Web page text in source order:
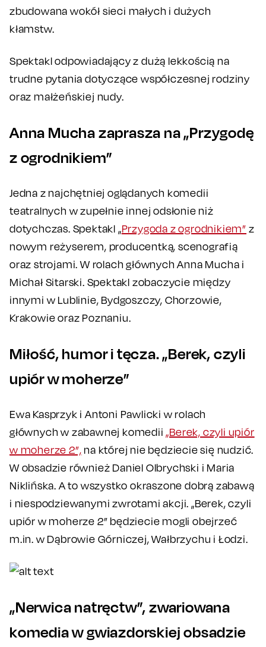
zbudowana wokół sieci małych i dużych
kłamstw.
Spektakl odpowiadający z dużą lekkością na
trudne pytania dotyczące współczesnej rodziny
oraz małżeńskiej nudy.
Anna Mucha zaprasza na „Przygodę
z ogrodnikiem”
Jedna z najchętniej oglądanych komedii
teatralnych w zupełnie innej odsłonie niż
dotychczas. Spektakl „Przygoda z ogrodnikiem” z
nowym reżyserem, producentką, scenografią
oraz strojami. W rolach głównych Anna Mucha i
Michał Sitarski. Spektakl zobaczycie między
innymi w Lublinie, Bydgoszczy, Chorzowie,
Krakowie oraz Poznaniu.
Miłość, humor i tęcza. „Berek, czyli
upiór w moherze”
Ewa Kasprzyk i Antoni Pawlicki w rolach
głównych w zabawnej komedii„Berek, czyli upiór
w moherze 2”, na której nie będziecie się nudzić.
W obsadzie również Daniel Olbrychski i Maria
Niklińska. A to wszystko okraszone dobrą zabawą
i niespodziewanymi zwrotami akcji. „Berek, czyli
upiór w moherze 2” będziecie mogli obejrzeć
m.in. w Dąbrowie Górniczej, Wałbrzychu i Łodzi.
„Nerwica natręctw”, zwariowana
komedia w gwiazdorskiej obsadzie